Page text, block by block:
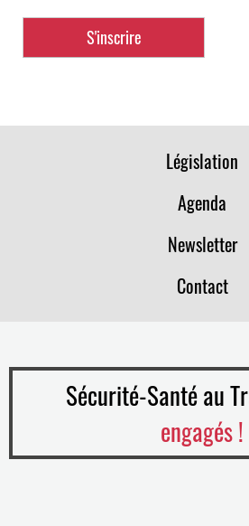
Législation
Agenda
Newsletter
Contact
Sécurité-Santé au
engagés !